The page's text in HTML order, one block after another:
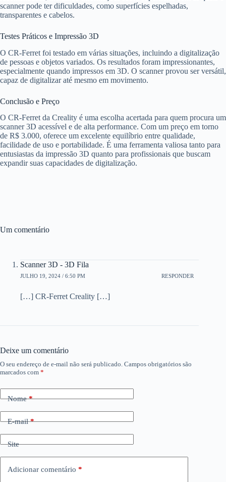
scanner pode ter dificuldades, como superfícies espelhadas,
transparentes e cabelos.
Testes Práticos e Impressão 3D
O CR-Ferret foi testado em várias situações, incluindo a digitalização
de pessoas e objetos variados. Os resultados foram impressionantes,
especialmente quando impressos em 3D. O scanner provou ser versátil,
capaz de digitalizar até mesmo em movimento.
Conclusão e Preço
O CR-Ferret da Creality é uma escolha acertada para quem procura um
scanner 3D acessível e de alta performance. Com um preço em torno
de R$ 3.000, oferece um excelente equilíbrio entre qualidade,
facilidade de uso e portabilidade. É uma ferramenta valiosa tanto para
entusiastas da impressão 3D quanto para profissionais que buscam
expandir suas capacidades de digitalização.
Um comentário
Scanner 3D - 3D Fila
JULHO 19, 2024 / 6:50 PM RESPONDER
[…] CR-Ferret Creality […]
Deixe um comentário
O seu endereço de e-mail não será publicado. Campos obrigatórios são
marcados com *
Nome*
E-mail*
Site
Adicionar comentário *